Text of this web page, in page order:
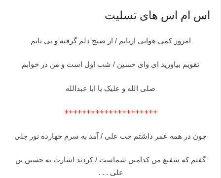
اس ام اس های تسلیت
امروز کمی هوایی اربابم / از صبح دلم گرفته و بی تابم
تقویم بیاورید ای وای حسین / شب اول است و من در خوابم
صلی الله و علیک یا ابا عبدالله
+++++++++++++++++++++
چون در همه عمر داشتم حب على / آمد به سرم چهارده نور جلى
گفتم که شفیع من کدامین شماست / کردند اشارت به حسین بن
على . . .